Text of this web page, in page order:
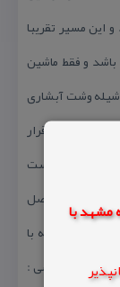
اقامتگاه مشهد با
این مسیر تقریبا
باشد و فقط ماشین
شیله وشت آبشاری
توابع تالش قرار
دارد كه میبایست
نمود كه در فصل
كشی نموده كه با
. مسیر دسترسی :